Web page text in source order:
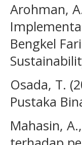
Arohman,
Bengkel
Osada, T.
Pustaka
Mahasin,